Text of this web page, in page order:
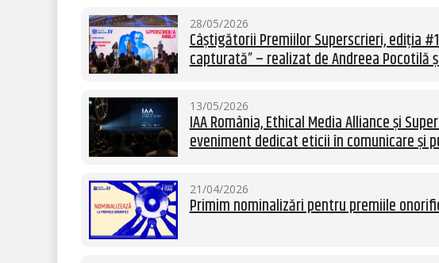
28/05/2026
Câștigătorii Premiilor Superscrieri, ediția
capturată” – realizat de Andreea Pocotilă
13/05/2026
IAA România, Ethical Media Alliance și
eveniment dedicat eticii în comunicare și
21/04/2026
Primim nominalizări pentru premiile